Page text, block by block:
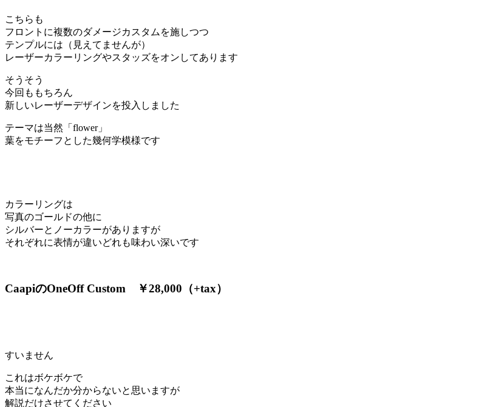
こちらも
フロントに複数のダメージカスタムを施しつつ
テンプルには（見えてませんが）
レーザーカラーリングやスタッズをオンしてあります
そうそう
今回ももちろん
新しいレーザーデザインを投入しました
テーマは当然「flower」
葉をモチーフとした幾何学模様です
カラーリングは
写真のゴールドの他に
シルバーとノーカラーがありますが
それぞれに表情が違いどれも味わい深いです
CaapiのOneOff Custom ￥28,000（+tax）
すいません
これはボケボケで
本当になんだか分からないと思いますが
解説だけさせてください